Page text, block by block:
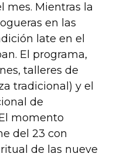
mes. Mientras la
en las
late en el
El programa,
talleres de
tradicional) y el
de
momento
del 23 con
de las nueve